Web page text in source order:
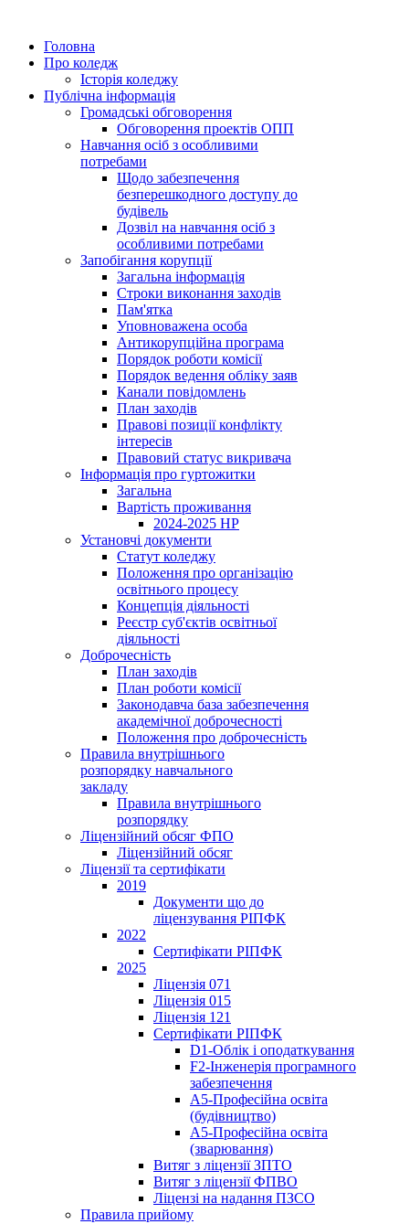
Головна
Про коледж
Історія коледжу
Публічна інформація
Громадські обговорення
Обговорення проектів ОПП
Навчання осіб з особливими
потребами
Щодо забезпечення
безперешкодного доступу до
будівель
Дозвіл на навчання осіб з
особливими потребами
Запобігання корупції
Загальна інформація
Строки виконання заходів
Пам'ятка
Уповноважена особа
Антикорупційна програма
Порядок роботи комісії
Порядок ведення обліку заяв
Канали повідомлень
План заходів
Правові позиції конфлікту
інтересів
Правовий статус викривача
Інформація про гуртожитки
Загальна
Вартість проживання
2024-2025 НР
Установчі документи
Статут коледжу
Положення про організацію
освітнього процесу
Концепція діяльності
Реєстр суб'єктів освітньої
діяльності
Доброчесність
План заходів
План роботи комісії
Законодавча база забезпечення
академічної доброчесності
Положення про доброчесність
Правила внутрішнього
розпорядку навчального
закладу
Правила внутрішнього
розпорядку
Ліцензійний обсяг ФПО
Ліцензійний обсяг
Ліцензії та сертифікати
2019
Документи що до
ліцензування РІПФК
2022
Сертифікати РІПФК
2025
Ліцензія 071
Ліцензія 015
Ліцензія 121
Сертифікати РІПФК
D1-Oблік і оподаткування
F2-Інженерія програмного
забезпечення
A5-Професійна освіта
(будівництво)
A5-Професійна освіта
(зварювання)
Витяг з ліцензії ЗПТО
Витяг з ліцензії ФПВО
Ліцензі на надання ПЗСО
Правила прийому